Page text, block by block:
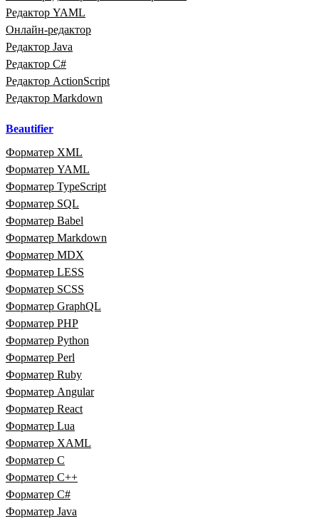
Редактор YAML
Онлайн‑редактор
Редактор Java
Редактор C#
Редактор ActionScript
Редактор Markdown
Beautifier
Форматер XML
Форматер YAML
Форматер TypeScript
Форматер SQL
Форматер Babel
Форматер Markdown
Форматер MDX
Форматер LESS
Форматер SCSS
Форматер GraphQL
Форматер PHP
Форматер Python
Форматер Perl
Форматер Ruby
Форматер Angular
Форматер React
Форматер Lua
Форматер XAML
Форматер C
Форматер C++
Форматер C#
Форматер Java